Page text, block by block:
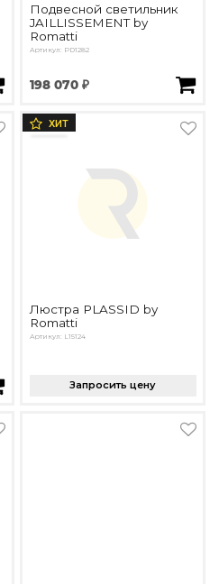
Подвесной светильник
JAILLISSEMENT by
Romatti
Артикул: PD1282
198 070 ₽
ХИТ
Люстра PLASSID by
Romatti
Артикул: L15124
Запросить цену